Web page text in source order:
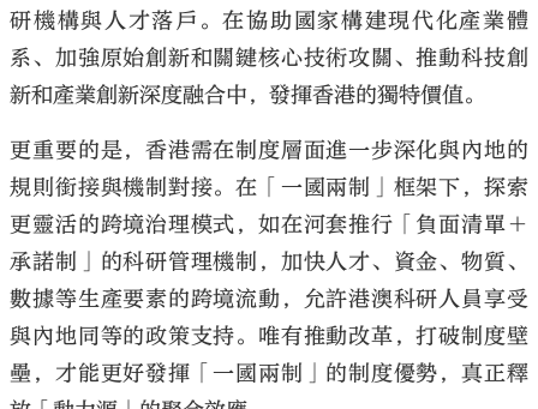
研機構與人才落戶。在協助國家構建現代化產業體
系、加強原始創新和關鍵核心技術攻關、推動科技創
新和產業創新深度融合中，發揮香港的獨特價值。
更重要的是，香港需在制度層面進一步深化與內地的
規則銜接與機制對接。在「一國兩制」框架下，探索
更靈活的跨境治理模式，如在河套推行「負面清單＋
承諾制」的科研管理機制，加快人才、資金、物質、
數據等生產要素的跨境流動，允許港澳科研人員享受
與內地同等的政策支持。唯有推動改革，打破制度壁
壘，才能更好發揮「一國兩制」的制度優勢，真正釋